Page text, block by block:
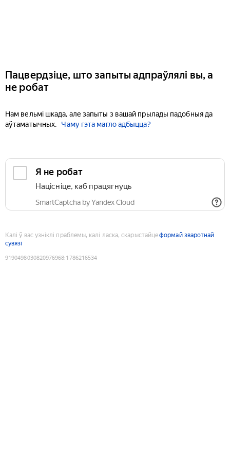
Пацвердзіце, што запыты адпраўлялі вы, а
не робат
Нам вельмі шкада, але запыты з вашай прылады падобныя да
аўтаматычных.
Чаму гэта магло адбыцца?
Я не робат
Націсніце, каб працягнуць
SmartCaptcha by Yandex Cloud
Калі ў вас узніклі праблемы, калі ласка, скарыстайцеформай зваротнай
сувязі
9190498030820976968:1786216534